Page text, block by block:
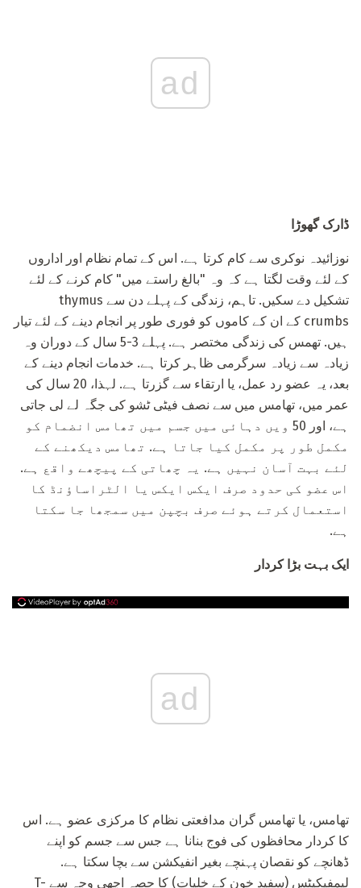
ad
ڈارک گھوڑا
نوزائیدہ نوکری سے کام کرتا ہے. اس کے تمام نظام اور اداروں
کے لئے وقت لگتا ہے کہ وہ "بالغ راستے میں" کام کرنے کے لئے
تشکیل دے سکیں. تاہم، زندگی کے پہلے دن سے thymus
crumbs کے ان کے کاموں کو فوری طور پر انجام دینے کے لئے تیار
ہیں. تھمس کی زندگی مختصر ہے. پہلے 3-5 سال کے دوران وہ
زیادہ سے زیادہ سرگرمی ظاہر کرتا ہے. خدمات انجام دینے کے
بعد، یہ عضو رد عمل، یا ارتقاء سے گزرتا ہے. لہذا، 20 سال کی
عمر میں، تھامس میں سے نصف فیٹی ٹشو کی جگہ لے لی جاتی
ہے، اور 50 ویں دہائی میں جسم میں تھامس انضمام کو
مکمل طور پر مکمل کیا جاتا ہے. تھامس دیکھنے کے
لئے بہت آسان نہیں ہے. یہ چھاتی کے پیچھے واقع ہے.
اس عضو کی حدود صرف ایکس ایکس یا الٹراساؤنڈ کا
استعمال کرتے ہوئے صرف بچپن میں سمجھا جا سکتا
ہے.
ایک بہت بڑا کردار
ad
تھامس، یا تھامس گران مدافعتی نظام کا مرکزی عضو ہے. اس
کا کردار محافظوں کی فوج بنانا ہے جس سے جسم کو اپنے
ڈھانچے کو نقصان پہنچے بغیر انفیکشن سے بچا سکتا ہے.
لیمفیکیٹس (سفید خون کے خلیات) کا حصہ اچھی وجہ سے T-